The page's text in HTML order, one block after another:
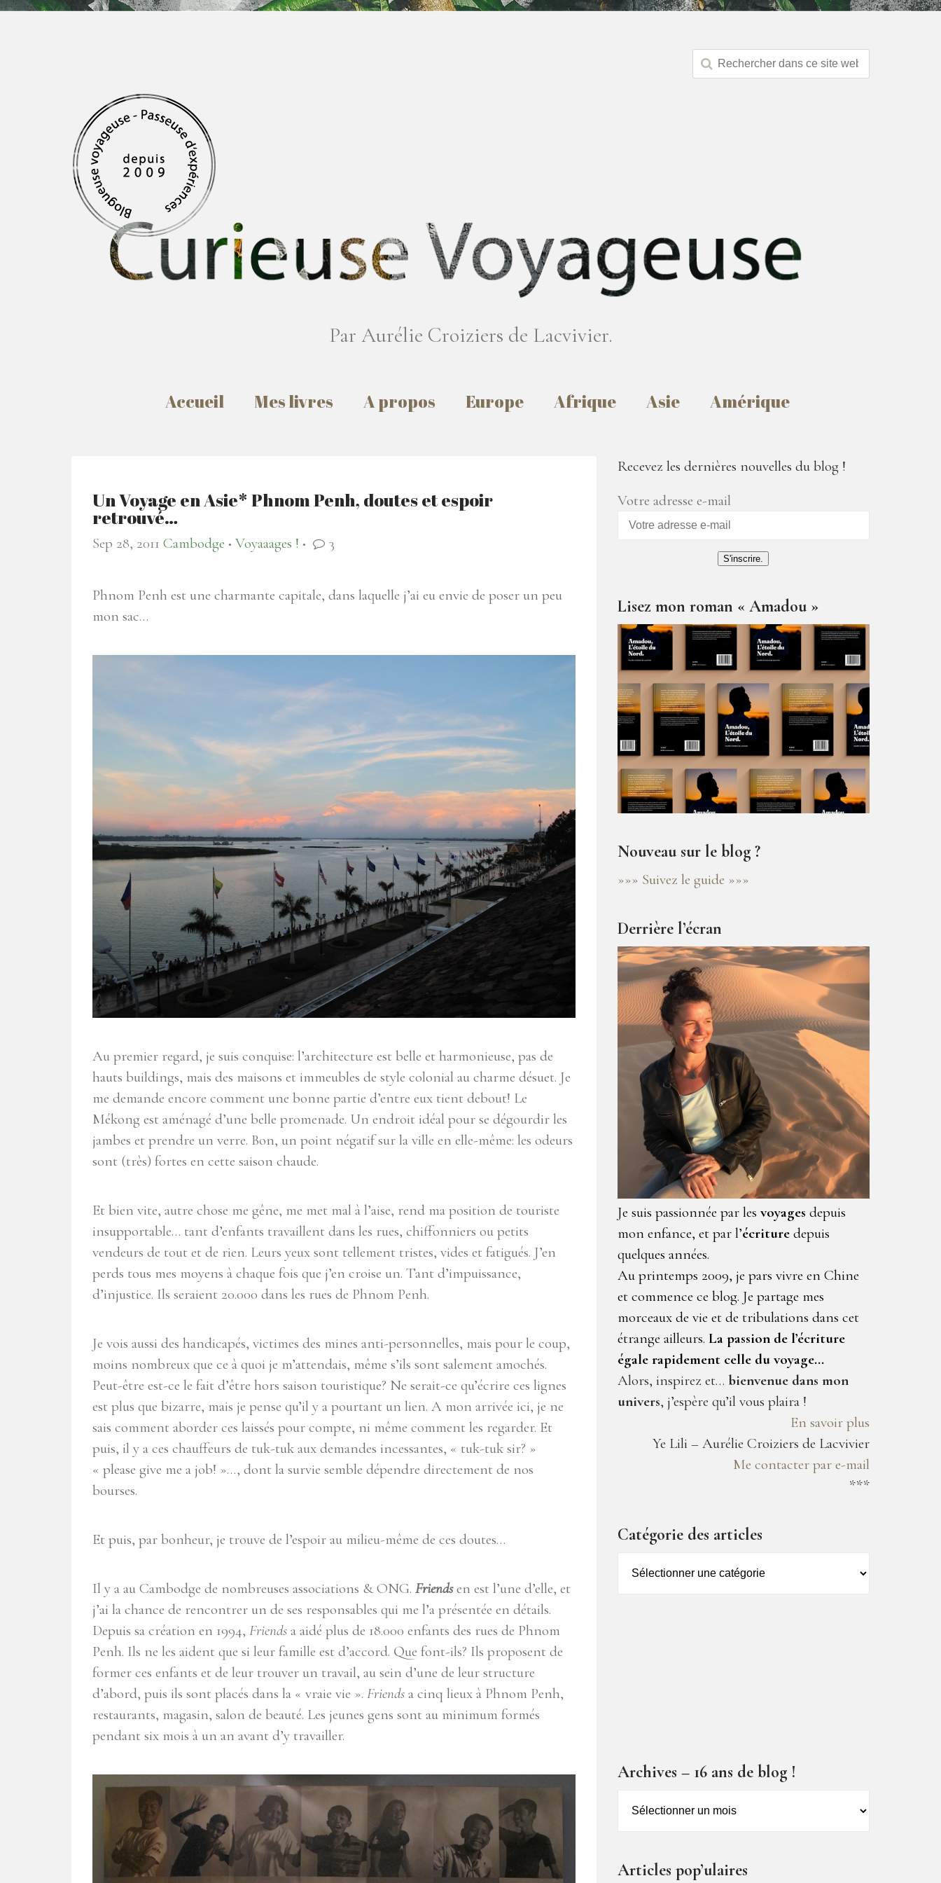
Par Aurélie Croiziers de Lacvivier.
Accueil Mes livres A propos Europe Afrique Asie Amérique
Un Voyage en Asie* Phnom Penh, doutes et espoir
retrouvé…
Sep 28, 2011 Cambodge ● Voyaaages ! ● 3
Phnom Penh est une charmante capitale, dans laquelle j’ai eu envie de poser un peu
mon sac…
Au premier regard, je suis conquise: l’architecture est belle et harmonieuse, pas de
hauts buildings, mais des maisons et immeubles de style colonial au charme désuet. Je
me demande encore comment une bonne partie d’entre eux tient debout! Le
Mékong est aménagé d’une belle promenade. Un endroit idéal pour se dégourdir les
jambes et prendre un verre. Bon, un point négatif sur la ville en elle-même: les odeurs
sont (très) fortes en cette saison chaude.
Et bien vite, autre chose me gêne, me met mal à l’aise, rend ma position de touriste
insupportable… tant d’enfants travaillent dans les rues, chiffonniers ou petits
vendeurs de tout et de rien. Leurs yeux sont tellement tristes, vides et fatigués. J’en
perds tous mes moyens à chaque fois que j’en croise un. Tant d’impuissance,
d’injustice. Ils seraient 20.000 dans les rues de Phnom Penh.
Je vois aussi des handicapés, victimes des mines anti-personnelles, mais pour le coup,
moins nombreux que ce à quoi je m’attendais, même s’ils sont salement amochés.
Peut-être est-ce le fait d’être hors saison touristique? Ne serait-ce qu’écrire ces lignes
est plus que bizarre, mais je pense qu’il y a pourtant un lien. A mon arrivée ici, je ne
sais comment aborder ces laissés pour compte, ni même comment les regarder. Et
puis, il y a ces chauffeurs de tuk-tuk aux demandes incessantes, « tuk-tuk sir? »
« please give me a job! »…, dont la survie semble dépendre directement de nos
bourses.
Et puis, par bonheur, je trouve de l’espoir au milieu-même de ces doutes…
Il y a au Cambodge de nombreuses associations & ONG. Friendsen est l’une d’elle, et
j’ai la chance de rencontrer un de ses responsables qui me l’a présentée en détails.
Depuis sa création en 1994, Friends a aidé plus de 18.000 enfants des rues de Phnom
Penh. Ils ne les aident que si leur famille est d’accord. Que font-ils? Ils proposent de
former ces enfants et de leur trouver un travail, au sein d’une de leur structure
d’abord, puis ils sont placés dans la « vraie vie ». Friends a cinq lieux à Phnom Penh,
restaurants, magasin, salon de beauté. Les jeunes gens sont au minimum formés
pendant six mois à un an avant d’y travailler.
Recevez les dernières nouvelles du blog !
Votre adresse e-mail
S'inscrire.
Lisez mon roman « Amadou »
Nouveau sur le blog ?
»»» Suivez le guide »»»
Derrière l’écran
Je suis passionnée par les voyages depuis
mon enfance, et par l’écriture depuis
quelques années.
Au printemps 2009, je pars vivre en Chine
et commence ce blog. Je partage mes
morceaux de vie et de tribulations dans cet
étrange ailleurs. La passion de l’écriture
égale rapidement celle du voyage…
Alors, inspirez et… bienvenue dans mon
univers, j’espère qu’il vous plaira !
En savoir plus
Ye Lili – Aurélie Croiziers de Lacvivier
Me contacter par e-mail
***
Catégorie des articles
des
Archives – 16 ans de blog !
de
Articles pop’ulaires